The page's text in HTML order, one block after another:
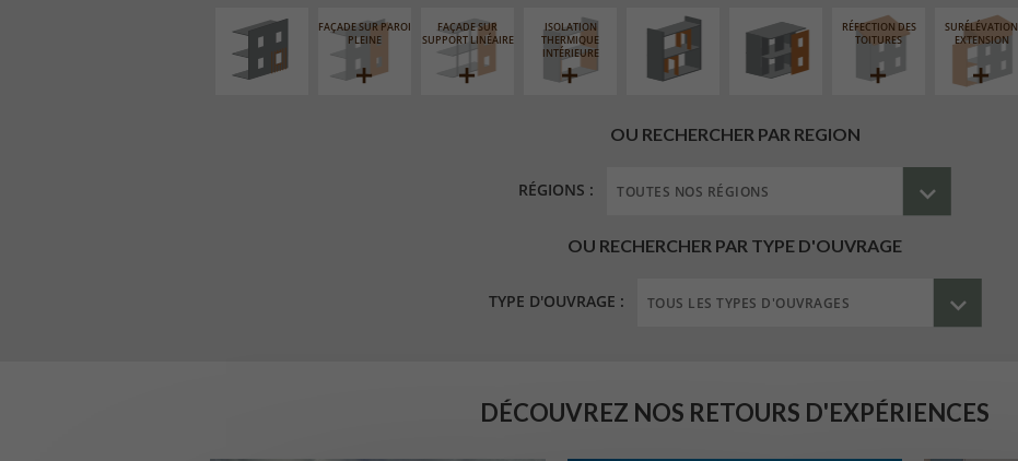
FAÇADE SUR PAROI
PLEINE
FAÇADE SUR
SUPPORT LINÉAIRE
ISOLATION
THERMIQUE
INTÉRIEURE
RÉFECTION DES
TOITURES
SURÉLÉVATION
EXTENSION
OU RECHERCHER PAR REGION
RÉGIONS :
OU RECHERCHER PAR TYPE D'OUVRAGE
TYPE D'OUVRAGE :
DÉCOUVREZ NOS RETOURS D'EXPÉRIENCES